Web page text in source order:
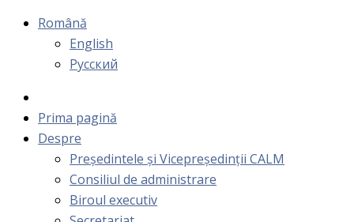
Română
English
Русский
Prima pagină
Despre
Președintele și Vicepreședinții CALM
Consiliul de administrare
Biroul executiv